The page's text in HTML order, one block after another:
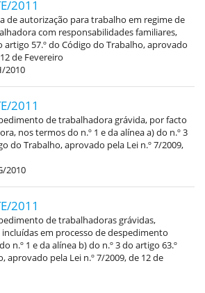
2011
de autorização para trabalho em regime de
com responsabilidades familiares,
artigo 57.º do Código do Trabalho, aprovado
de Fevereiro
2010
2011
de trabalhadora grávida, por facto
nos termos do n.º 1 e da alínea a) do n.º 3
do Trabalho, aprovado pela Lei n.º 7/2009,
2010
2011
de trabalhadoras grávidas,
em processo de despedimento
n.º 1 e da alínea b) do n.º 3 do artigo 63.º
aprovado pela Lei n.º 7/2009, de 12 de